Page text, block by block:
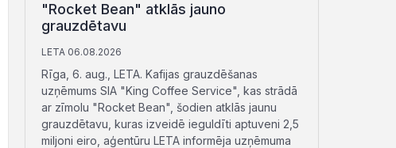
"Rocket Bean" atklās jauno
grauzdētavu
LETA 06.08.2026
Rīga, 6. aug., LETA. Kafijas grauzdēšanas
uzņēmums SIA "King Coffee Service", kas strādā
ar zīmolu "Rocket Bean", šodien atklās jaunu
grauzdētavu, kuras izveidē ieguldīti aptuveni 2,5
miljoni eiro, aģentūru LETA informēja uzņēmuma